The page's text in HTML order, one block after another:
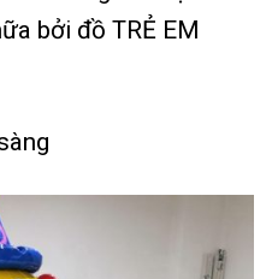
bởi đồ TRẺ EM